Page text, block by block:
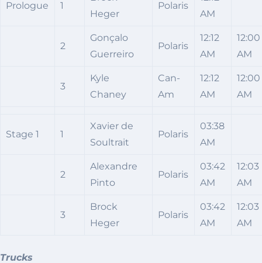
Prologue 1
Heger
Polaris
AM
2
Gonçalo
Guerreiro
Polaris
12:12
AM
12:00
AM
3
Kyle
Chaney
Can-
Am
12:12
AM
12:00
AM
Stage 1 1
Xavier de
Soultrait
Polaris
03:38
AM
2
Alexandre
Pinto
Polaris
03:42
AM
12:03
AM
3
Brock
Heger
Polaris
03:42
AM
12:03
AM
Trucks